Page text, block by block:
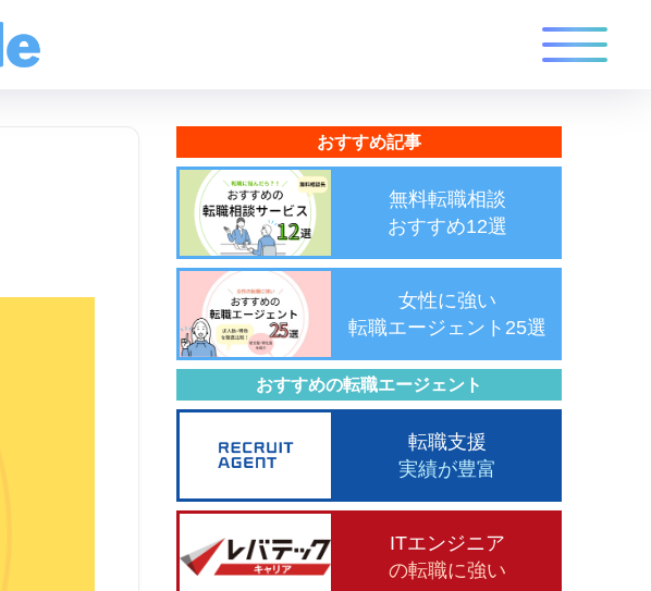
おすすめ記事
無料転職相談
おすすめ12選
女性に強い
転職エージェント25選
おすすめの転職エージェント
転職支援
実績が豊富
ITエンジニア
の転職に強い